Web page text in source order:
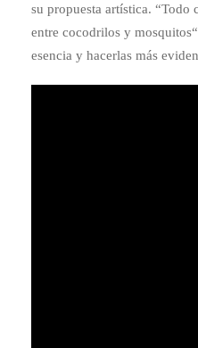
su propuesta artística.
entre cocodrilos y
esencia y hacerlas más